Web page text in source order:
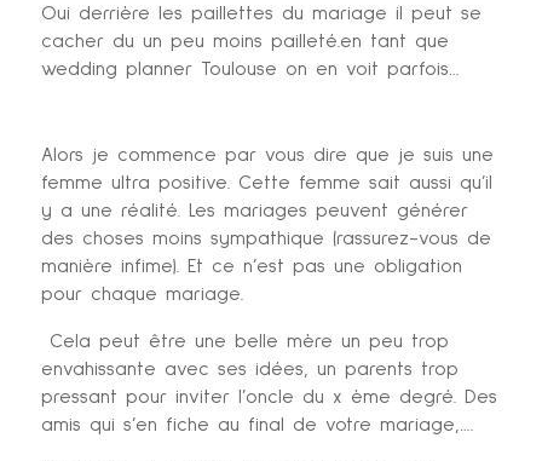
Oui derrière les paillettes du mariage il peut se
cacher du un peu moins pailleté.en tant que
wedding planner Toulouse on en voit parfois…
Alors je commence par vous dire que je suis une
femme ultra positive. Cette femme sait aussi qu’il
y a une réalité. Les mariages peuvent générer
des choses moins sympathique (rassurez-vous de
manière infime). Et ce n’est pas une obligation
pour chaque mariage.
Cela peut être une belle mère un peu trop
envahissante avec ses idées, un parents trop
pressant pour inviter l’oncle du x ème degré. Des
amis qui s’en fiche au final de votre mariage,….